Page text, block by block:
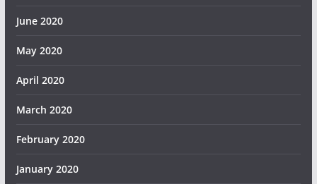
June 2020
May 2020
April 2020
March 2020
February 2020
January 2020